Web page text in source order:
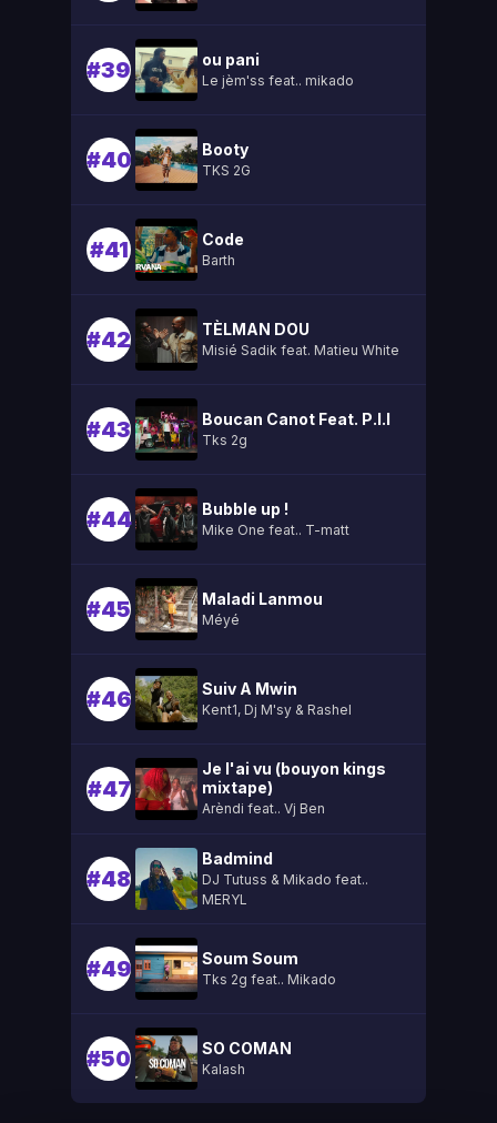
#39 ou pani
Le jèm'ss feat.. mikado
#40 Booty
TKS 2G
#41 Code
Barth
#42 TÈLMAN DOU
Misié Sadik feat. Matieu White
#43 Boucan Canot Feat. P.l.l
Tks 2g
#44 Bubble up !
Mike One feat.. T-matt
#45 Maladi Lanmou
Méyé
#46 Suiv A Mwin
Kent1, Dj M'sy & Rashel
#47
Je l'ai vu (bouyon kings
mixtape)
Arèndi feat.. Vj Ben
#48
Badmind
DJ Tutuss & Mikado feat..
MERYL
#49 Soum Soum
Tks 2g feat.. Mikado
#50 SO COMAN
Kalash